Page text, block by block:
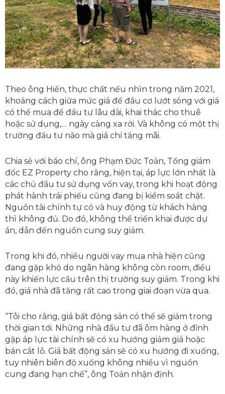
Theo ông Hiển, thực chất nếu nhìn trong năm 2021,
khoảng cách giữa mức giá để đầu cơ lướt sóng với giá
có thể mua để đầu tư lâu dài, khai thác cho thuê
hoặc sử dụng,… ngày càng xa rời. Và không có một thị
trường đầu tư nào mà giá chỉ tăng mãi.
Chia sẻ với báo chí, ông Phạm Đức Toản, Tổng giám
đốc EZ Property cho rằng, hiện tại, áp lực lớn nhất là
các chủ đầu tư sử dụng vốn vay, trong khi hoạt động
phát hành trái phiếu cũng đang bị kiểm soát chặt.
Nguồn tài chính tự có và huy động từ khách hàng
thì không đủ. Do đó, không thể triển khai được dự
án, dẫn đến nguồn cung suy giảm.
Trong khi đó, nhiều người vay mua nhà hiện cũng
đang gặp khó do ngân hàng không còn room, điều
này khiến lực cầu trên thị trường suy giảm. Trong khi
đó, giá nhà đã tăng rất cao trong giai đoạn vừa qua.
“Tôi cho rằng, giá bất động sản có thể sẽ giảm trong
thời gian tới. Những nhà đầu tư đã ôm hàng ở đỉnh
gặp áp lực tài chính sẽ có xu hướng giảm giá hoặc
bán cắt lỗ. Giá bất động sản sẽ có xu hướng đi xuống,
tuy nhiên biên độ xuống không nhiều vì nguồn
cung đang hạn chế”, ông Toản nhận định.